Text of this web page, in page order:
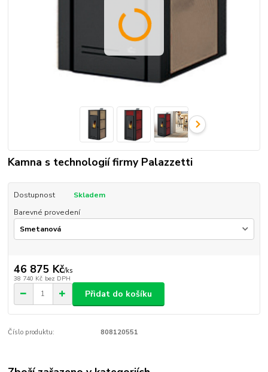
Kamna s technologií firmy Palazzetti
Dostupnost
Skladem
Barevné provedení
46 875 Kč/ks
38 740 Kč bez DPH
Přidat do košíku
Číslo produktu: 808120551